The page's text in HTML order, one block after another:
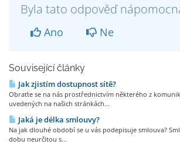
Byla tato odpověď
Ano Ne
Související články
Jak zjistím dostupnost sítě?
Obraťte se na nás prostřednictvím některého z
uvedených na našich stránkách...
Jaká je délka smlouvy?
Na jak dlouhé období se u vás podepisuje smlouva?
dobu neurčitou s...